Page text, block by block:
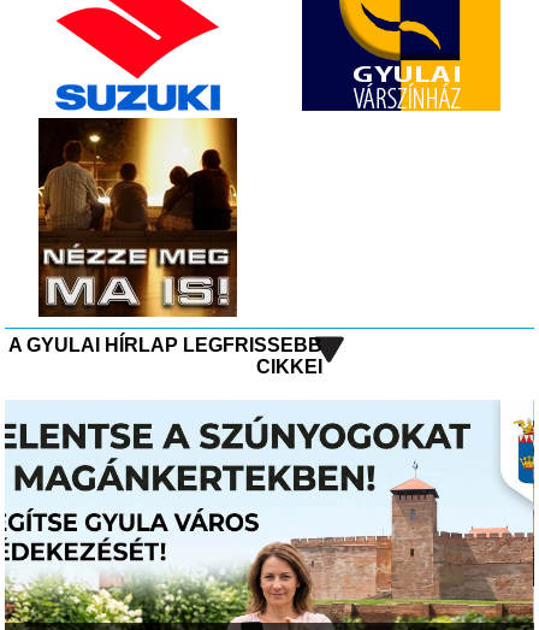
A GYULAI HÍRLAP LEGFRISSEBB
CIKKEI